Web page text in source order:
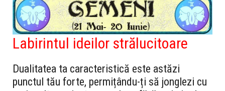
Labirintul ideilor strălucitoare
Dualitatea ta caracteristică este astăzi
punctul tău forte, permițându-ți să jonglezi cu